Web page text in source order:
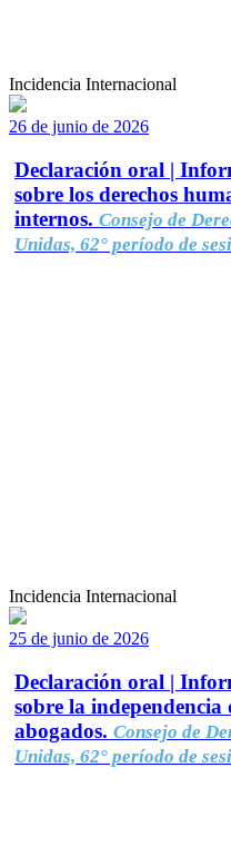
Incidencia Internacional
26 de junio de 2026
Declaración oral |
sobre los derechos
internos. Consejo de
Unidas, 62° período de
Incidencia Internacional
25 de junio de 2026
Declaración oral |
sobre la independencia
abogados. Consejo de
Unidas, 62° período de